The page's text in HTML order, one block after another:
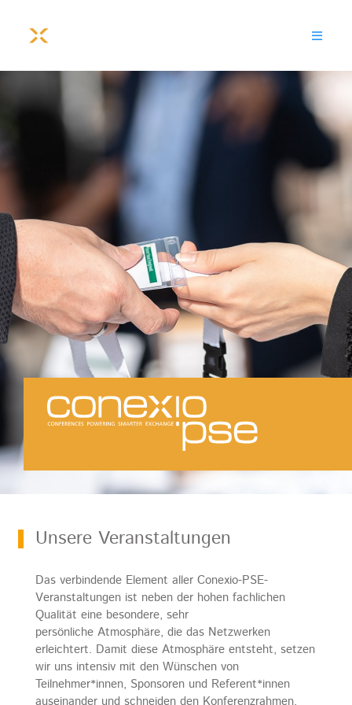
Unsere Veranstaltungen
Das verbindende Element aller Conexio-PSE-
Veranstaltungen ist neben der hohen fachlichen
Qualität eine besondere, sehr
persönliche Atmosphäre, die das Netzwerken
erleichtert. Damit diese Atmosphäre entsteht, setzen
wir uns intensiv mit den Wünschen von
Teilnehmer*innen, Sponsoren und Referent*innen
auseinander und schneiden den Konferenzrahmen,
DE EN
Veranstaltungskalender
Unser Portfolio
Konferenzen
Dienstleistungen und Referenzen
Fachseminare
Seminar Photovoltaik mit Speicher,
Elektromobilität und Wärmepumpe
optimal nutzen
Seminar PV und SteuVE effektiv und
gesetzeskonform ans Netz bringen
Intensiv-Kurs: Planung von PV-
Anlagen
QVSD-Business-Breakfast zur The Smarter
E
Aktuelles
Newsletter-Anmeldung
Teilnehmer*innen
Sponsoren
Medienpartner & Partner
Über uns
Team
Jobs
Presse
Kontakt